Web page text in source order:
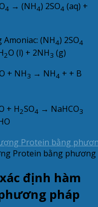
4 → (NH4) 2SO4 (aq) +
(NH4) 2SO4
2O (l) + 2NH3 (g)
+ NH3 → NH4 + + B
+ H2SO4 → NaHCO3
Protein bằng phương
định hàm
pháp